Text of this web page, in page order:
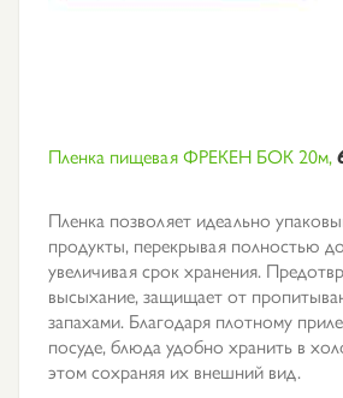
Пленка пищевая ФРЕКЕН БОК 20м,
Пленка позволяет идеально
продукты, перекрывая полностью
увеличивая срок хранения.
высыхание, защищает от
запахами. Благодаря плотному
посуде, блюда удобно хранить в
этом сохраняя их внешний вид.